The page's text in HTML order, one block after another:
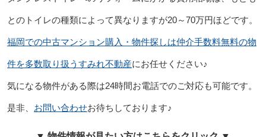
とのトイレの種類によって異なりますが20～70万円ほどです。
福岡での中古マンション購入・物件探しは仲介手数料無料の物
件を多数取り扱うすみれ不動産にお任せください♪
気になる物件がある際は24時間お電話でのご対応も可能です。
是非、 お問い合わせお待ちしております♪